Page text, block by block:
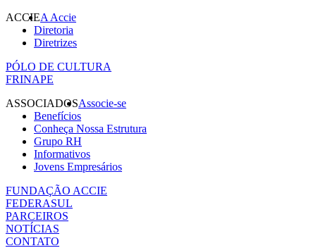
ACCIEA Accie
Diretoria
Diretrizes
PÓLO DE CULTURA
FRINAPE
ASSOCIADOSAssocie-se
Benefícios
Conheça Nossa Estrutura
Grupo RH
Informativos
Jovens Empresários
FUNDAÇÃO ACCIE
FEDERASUL
PARCEIROS
NOTÍCIAS
CONTATO